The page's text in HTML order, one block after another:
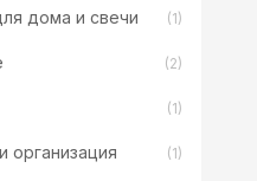
дома и свечи (1)
(2)
(1)
организация (1)